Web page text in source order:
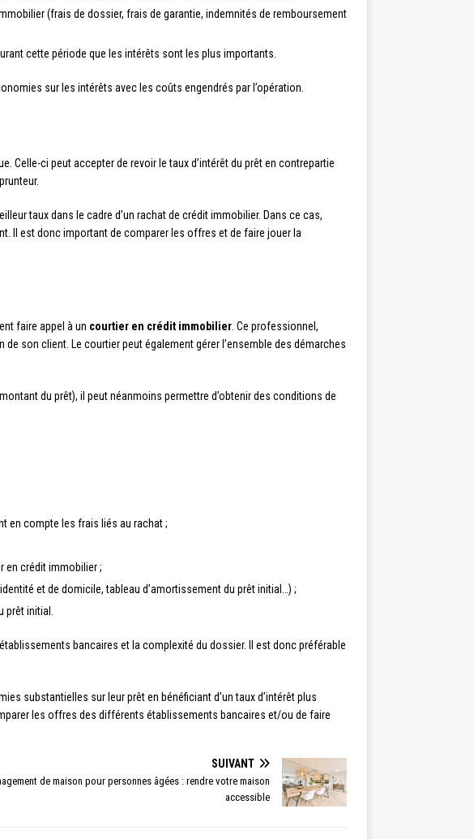
(frais de dossier, frais de garantie, indemnités de remboursement
cette période que les intérêts sont les plus importants.
sur les intérêts avec les coûts engendrés par l’opération.
Celle-ci peut accepter de revoir le taux d’intérêt du prêt en contrepartie
taux dans le cadre d’un rachat de crédit immobilier. Dans ce cas,
Il est donc important de comparer les offres et de faire jouer la
faire appel à un courtier en crédit immobilier . Ce professionnel,
son client. Le courtier peut également gérer l’ensemble des démarches
du prêt), il peut néanmoins permettre d’obtenir des conditions de
en compte les frais liés au rachat ;
en crédit immobilier ;
et de domicile, tableau d’amortissement du prêt initial…) ;
initial.
bancaires et la complexité du dossier. Il est donc préférable
substantielles sur leur prêt en bénéficiant d’un taux d’intérêt plus
les offres des différents établissements bancaires et/ou de faire
SUIVANT
de maison pour personnes âgées : rendre votre maison
accessible